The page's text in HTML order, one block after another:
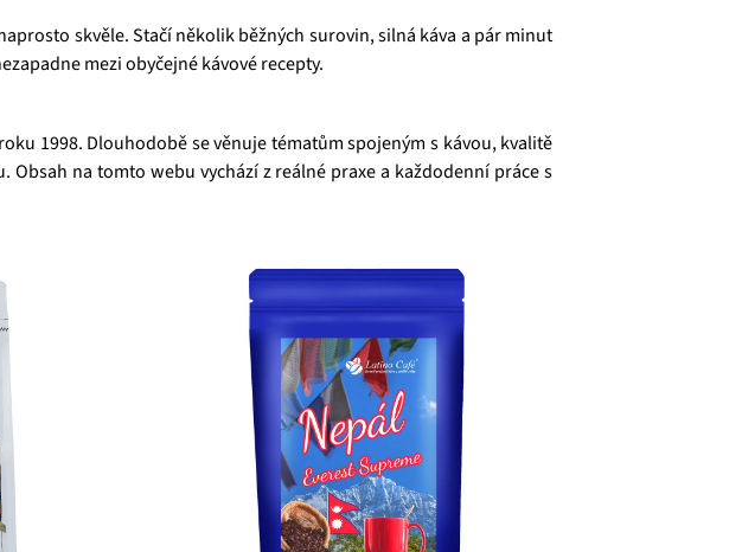
skvěle. Stačí několik běžných surovin, silná káva a pár minut
mezi obyčejné kávové recepty.
1998. Dlouhodobě se věnuje tématům spojeným s kávou, kvalitě
na tomto webu vychází z reálné praxe a každodenní práce s